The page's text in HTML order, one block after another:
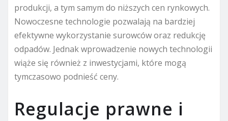
produkcji, a tym samym do niższych cen rynkowych.
Nowoczesne technologie pozwalają na bardziej
efektywne wykorzystanie surowców oraz redukcję
odpadów. Jednak wprowadzenie nowych technologii
wiąże się również z inwestycjami, które mogą
tymczasowo podnieść ceny.
Regulacje prawne i